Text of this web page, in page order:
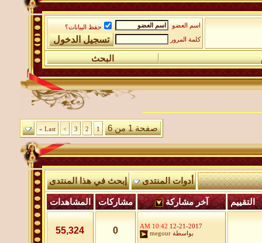
اسم العضو
حفظ البيانات؟
كلمة المرور
البحث
صفحة 1 من 6 1
2
3
>
Last »
أدوات المنتدى إبحث في هذا المنتدى
التقييم آخر مشاركة مشاركات المشاهدات
12-21-2017
10:42 AM
بواسطةmegour
0
55,324